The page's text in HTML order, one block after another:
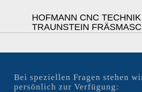
HOFMANN CNC
TRAUNSTEIN
Bei speziellen Fragen stehen
persönlich zur Verfügung: